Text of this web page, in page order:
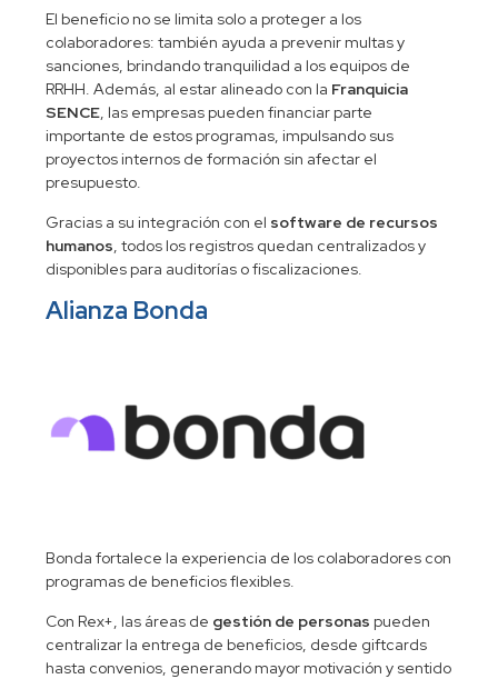
El beneficio no se limita solo a proteger a los
colaboradores: también ayuda a prevenir multas y
sanciones, brindando tranquilidad a los equipos de
RRHH. Además, al estar alineado con la Franquicia
SENCE, las empresas pueden financiar parte
importante de estos programas, impulsando sus
proyectos internos de formación sin afectar el
presupuesto.
Gracias a su integración con el software de recursos
humanos, todos los registros quedan centralizados y
disponibles para auditorías o fiscalizaciones.
Alianza Bonda
Bonda fortalece la experiencia de los colaboradores con
programas de beneficios flexibles.
Con Rex+, las áreas de gestión de personas pueden
centralizar la entrega de beneficios, desde giftcards
hasta convenios, generando mayor motivación y sentido